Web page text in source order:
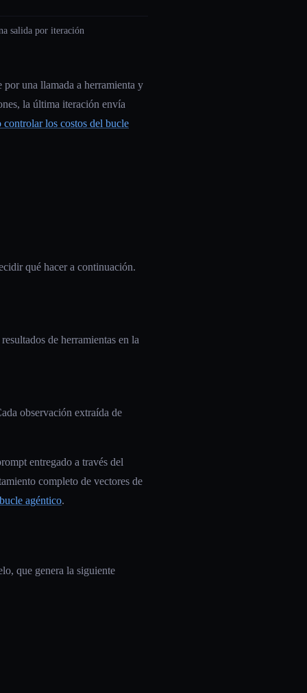
salida por iteración
una llamada a herramienta y
la última iteración envía
controlar los costos del bucle
qué hacer a continuación.
de herramientas en la
observación extraída de
entregado a través del
completo de vectores de
agéntico.
que genera la siguiente